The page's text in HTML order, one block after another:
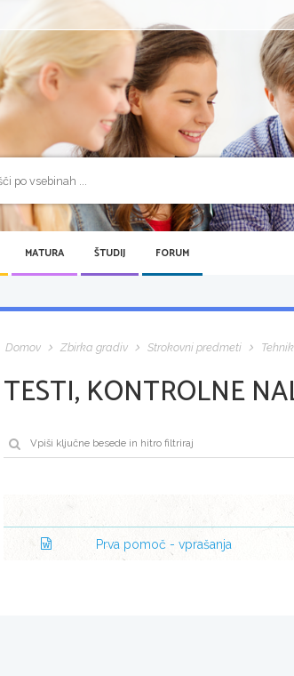
MATURA ŠTUDIJ FORUM
Domov Zbirka gradiv Strokovni predmeti
TESTI, KONTROLNE
Prva pomoč - vprašanja